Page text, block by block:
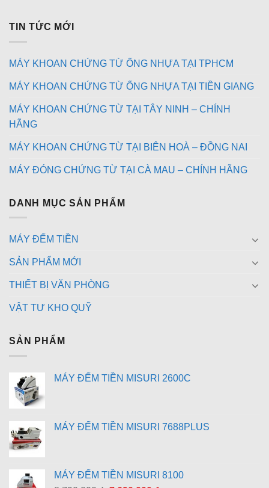
TIN TỨC MỚI
MÁY KHOAN CHỨNG TỪ ỐNG NHỰA TẠI TPHCM
MÁY KHOAN CHỨNG TỪ ỐNG NHỰA TẠI TIỀN GIANG
MÁY KHOAN CHỨNG TỪ TẠI TÂY NINH – CHÍNH
HÃNG
MÁY KHOAN CHỨNG TỪ TẠI BIÊN HOÀ – ĐỒNG NAI
MÁY ĐÓNG CHỨNG TỪ TẠI CÀ MAU – CHÍNH HÃNG
DANH MỤC SẢN PHẨM
MÁY ĐẾM TIỀN
SẢN PHẨM MỚI
THIẾT BỊ VĂN PHÒNG
VẬT TƯ KHO QUỸ
SẢN PHẨM
MÁY ĐẾM TIỀN MISURI 2600C
MÁY ĐẾM TIỀN MISURI 7688PLUS
MÁY ĐẾM TIỀN MISURI 8100